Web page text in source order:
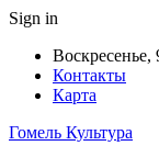
Sign in
Воскресенье,
Контакты
Карта
Гомель Культура